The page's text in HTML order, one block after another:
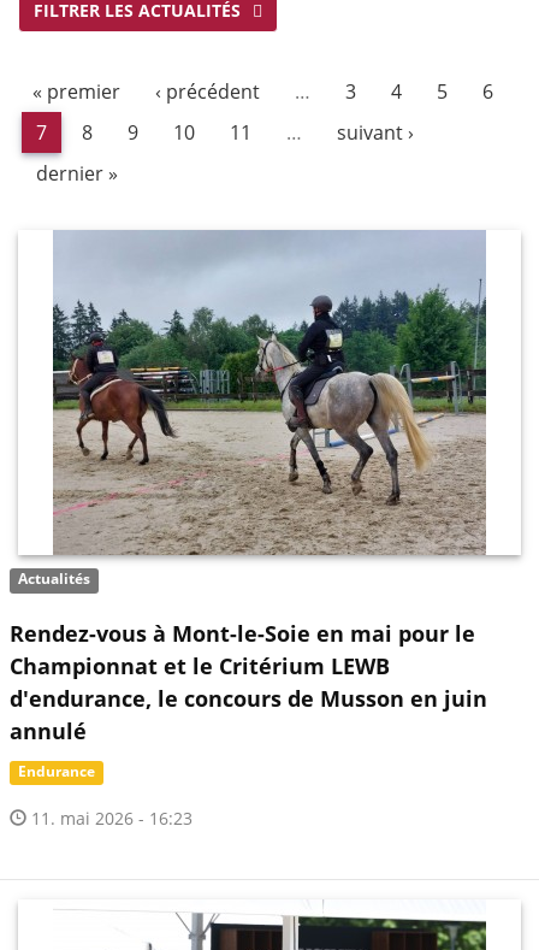
FILTRER LES ACTUALITÉS
« premier ‹ précédent … 3 4 5
6
7
8 9 10 11 …
suivant ›
dernier »
Actualités
Rendez-vous à Mont-le-Soie en mai pour le
Championnat et le Critérium LEWB
d'endurance, le concours de Musson en juin
annulé
Endurance
11. mai 2026 - 16:23